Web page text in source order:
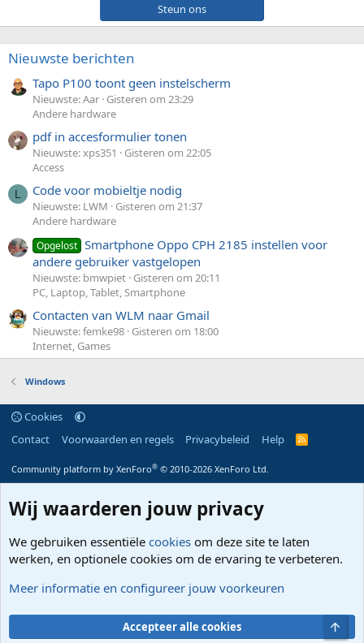
Steun ons
Nieuwste berichten
Tapo P100 toont geen instelscherm
Nieuwste: Aar Gisteren om 23:29
Andere hardware
pdf in accesformulier tonen
Nieuwste: xps351
Gisteren om 22:05
Access
L Code voor mobieltje nodig
Nieuwste: LWM
Gisteren om 21:37
Andere hardware
Opgelost Smartphone Oppo CPH 2185 instellen voor
andere gebruiker vastgelopen
Nieuwste: bmwpiet Gisteren om 20:11
PC, Laptop, Tablet, Smartphone
Contacten van WLM naar Gmail
Nieuwste: femke98 Gisteren om 18:00
Internet, Games
Windows
Cookies
Contact
Voorwaarden en regels Privacybeleid Help
R
Community platform by XenForo® © 2010-2026 XenForo Ltd.
Wij waarderen jouw privacy
We gebruiken essentiële cookies om deze site te laten
werken, en optionele cookies om de ervaring te verbeteren.
Meer informatie en configureer jouw voorkeuren
Accepteer alle cookies